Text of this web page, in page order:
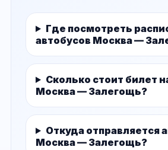
Где посмотреть
автобусов Москва —
Сколько стоит билет
Москва — Залегощь?
Откуда отправляется
Москва — Залегощь?